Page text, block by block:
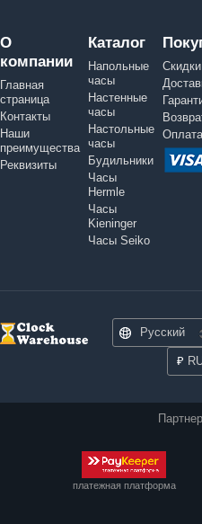
О
компании
Главная
страница
Контакты
Наши
преимущества
Реквизиты
Каталог
Напольные
часы
Настенные
часы
Настольные
часы
Будильники
Часы
Hermle
Часы
Kieninger
Часы Seiko
Скидки
Оплата
Русский
₽
платежная платформа